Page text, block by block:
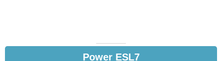
Power ESL7